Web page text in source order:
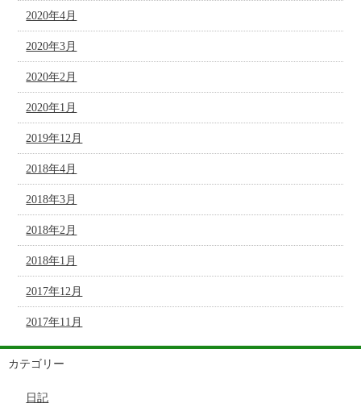
2020年4月
2020年3月
2020年2月
2020年1月
2019年12月
2018年4月
2018年3月
2018年2月
2018年1月
2017年12月
2017年11月
カテゴリー
日記